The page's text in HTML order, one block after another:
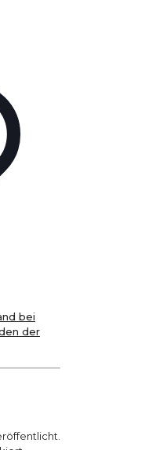
bei
der